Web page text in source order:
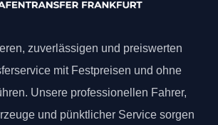
zuverlässigen und preiswerten
mit Festpreisen und ohne
Unsere professionellen Fahrer,
und pünktlicher Service sorgen